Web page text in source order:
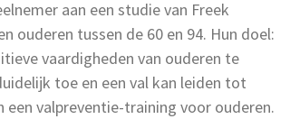
aan een studie van Freek
ouderen tussen de 60 en 94. Hun doel:
vaardigheden van ouderen te
toe en een val kan leiden tot
een valpreventie-training voor ouderen.